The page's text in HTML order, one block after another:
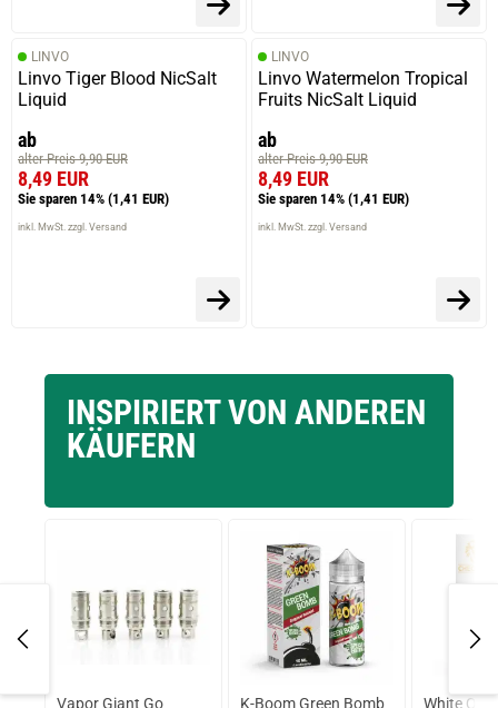
LINVO
Linvo Tiger Blood NicSalt
Liquid
ab
alter Preis 9,90 EUR
8,49 EUR
Sie sparen 14% (1,41 EUR)
inkl. MwSt. zzgl. Versand
LINVO
Linvo Watermelon Tropical
Fruits NicSalt Liquid
ab
alter Preis 9,90 EUR
8,49 EUR
Sie sparen 14% (1,41 EUR)
inkl. MwSt. zzgl. Versand
INSPIRIERT VON ANDEREN
KÄUFERN
Vapor Giant Go K-Boom Green Bomb White